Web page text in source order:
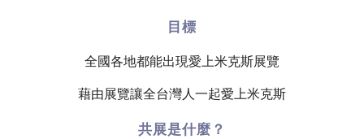
目標
全國各地都能出現愛上米克斯展覽
藉由展覽讓全台灣人一起愛上米克斯
共展是什麼？